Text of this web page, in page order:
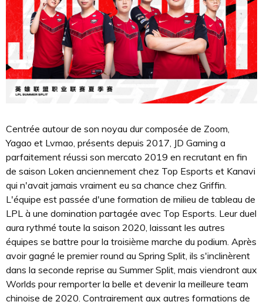
Centrée autour de son noyau dur composée de Zoom,
Yagao et Lvmao, présents depuis 2017, JD Gaming a
parfaitement réussi son mercato 2019 en recrutant en fin
de saison Loken anciennement chez Top Esports et Kanavi
qui n'avait jamais vraiment eu sa chance chez Griffin.
L'équipe est passée d'une formation de milieu de tableau de
LPL à une domination partagée avec Top Esports. Leur duel
aura rythmé toute la saison 2020, laissant les autres
équipes se battre pour la troisième marche du podium. Après
avoir gagné le premier round au Spring Split, ils s'inclinèrent
dans la seconde reprise au Summer Split, mais viendront aux
Worlds pour remporter la belle et devenir la meilleure team
chinoise de 2020. Contrairement aux autres formations de